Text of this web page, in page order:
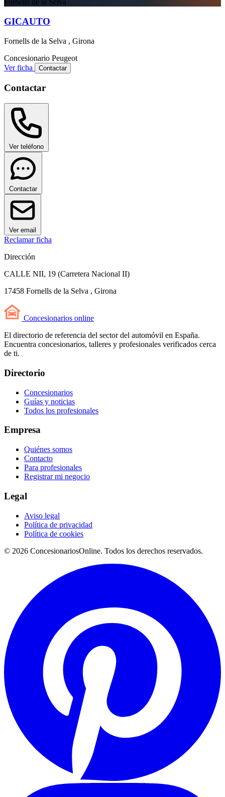
Fornells de la Selva
GICAUTO
Fornells de la Selva , Girona
Concesionario Peugeot
Ver ficha
Contactar
Contactar
Ver teléfono
Contactar
Ver email
Reclamar ficha
Dirección
CALLE NII, 19 (Carretera Nacional II)
17458 Fornells de la Selva , Girona
Concesionarios online
El directorio de referencia del sector del automóvil en España.
Encuentra concesionarios, talleres y profesionales verificados cerca
de ti.
Directorio
Concesionarios
Guías y noticias
Todos los profesionales
Empresa
Quiénes somos
Contacto
Para profesionales
Registrar mi negocio
Legal
Aviso legal
Política de privacidad
Política de cookies
© 2026 ConcesionariosOnline. Todos los derechos reservados.